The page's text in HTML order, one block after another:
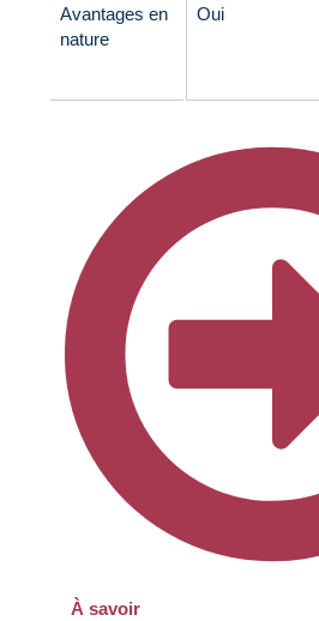
Avantages en
nature
Oui
À savoir